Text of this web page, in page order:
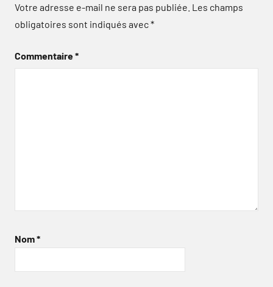
Votre adresse e-mail ne sera pas publiée. Les champs
obligatoires sont indiqués avec*
Commentaire*
Nom*